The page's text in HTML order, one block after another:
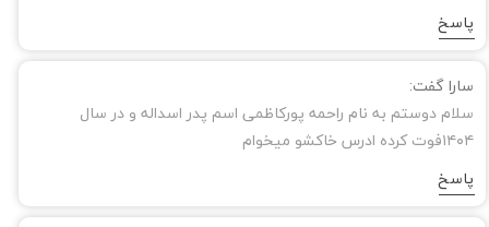
پاسخ
سارا گفت:
سلام دوستم به نام راحمه پورکاظمی اسم پدر اسداله و در سال
۱۴۰۴فوت کرده ادرس خاکشو میخوام
پاسخ